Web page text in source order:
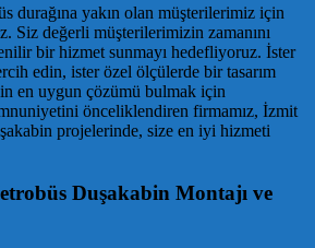
durağına yakın olan müşterilerimiz için
Siz değerli müşterilerimizin zamanını
bir hizmet sunmayı hedefliyoruz. İster
edin, ister özel ölçülerde bir tasarım
en uygun çözümü bulmak için
önceliklendiren firmamız, İzmit
projelerinde, size en iyi hizmeti
Duşakabin Montajı ve